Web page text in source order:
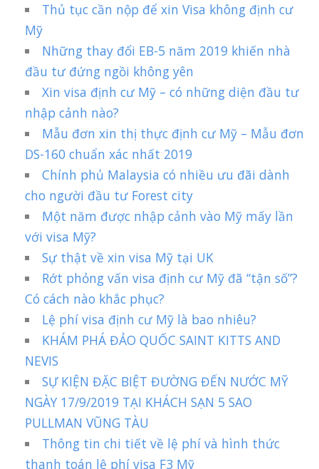
Thủ tục cần nộp để xin Visa không định cư
Mỹ
Những thay đổi EB-5 năm 2019 khiến nhà
đầu tư đứng ngồi không yên
Xin visa định cư Mỹ – có những diện đầu tư
nhập cảnh nào?
Mẫu đơn xin thị thực định cư Mỹ – Mẫu đơn
DS-160 chuẩn xác nhất 2019
Chính phủ Malaysia có nhiều ưu đãi dành
cho người đầu tư Forest city
Một năm được nhập cảnh vào Mỹ mấy lần
với visa Mỹ?
Sự thật về xin visa Mỹ tại UK
Rớt phỏng vấn visa định cư Mỹ đã “tận số”?
Có cách nào khắc phục?
Lệ phí visa định cư Mỹ là bao nhiêu?
KHÁM PHÁ ĐẢO QUỐC SAINT KITTS AND
NEVIS
SỰ KIỆN ĐẶC BIỆT ĐƯỜNG ĐẾN NƯỚC MỸ
NGÀY 17/9/2019 TẠI KHÁCH SẠN 5 SAO
PULLMAN VŨNG TÀU
Thông tin chi tiết về lệ phí và hình thức
thanh toán lệ phí visa F3 Mỹ